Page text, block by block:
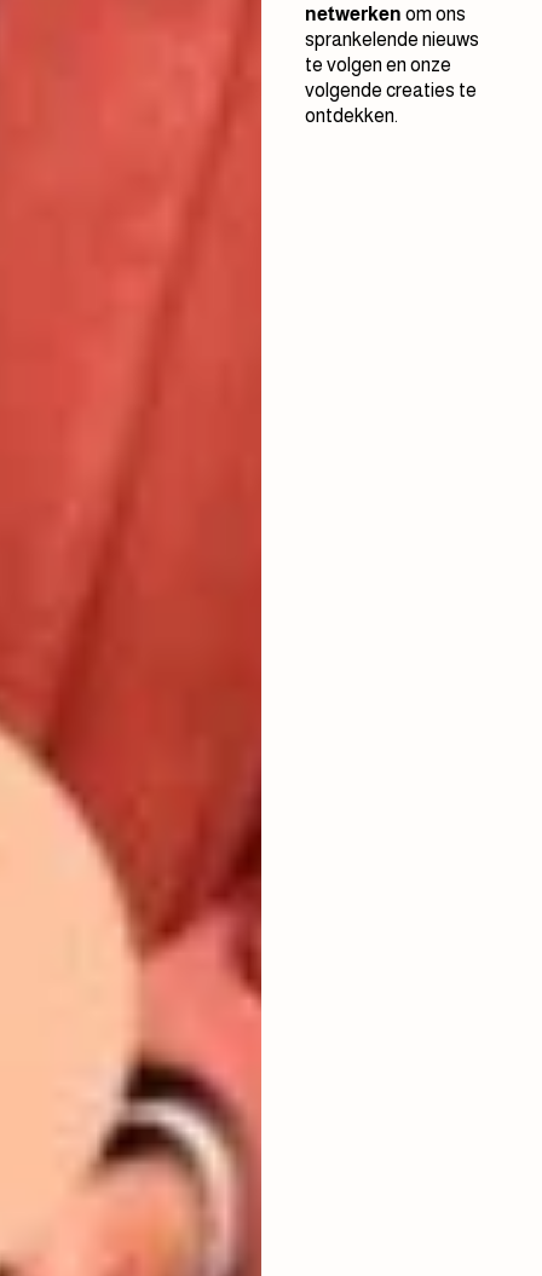
netwerken om ons
sprankelende nieuws
te volgen en onze
volgende creaties te
ontdekken.